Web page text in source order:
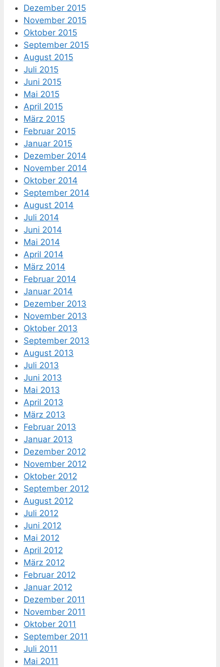
Dezember 2015
November 2015
Oktober 2015
September 2015
August 2015
Juli 2015
Juni 2015
Mai 2015
April 2015
März 2015
Februar 2015
Januar 2015
Dezember 2014
November 2014
Oktober 2014
September 2014
August 2014
Juli 2014
Juni 2014
Mai 2014
April 2014
März 2014
Februar 2014
Januar 2014
Dezember 2013
November 2013
Oktober 2013
September 2013
August 2013
Juli 2013
Juni 2013
Mai 2013
April 2013
März 2013
Februar 2013
Januar 2013
Dezember 2012
November 2012
Oktober 2012
September 2012
August 2012
Juli 2012
Juni 2012
Mai 2012
April 2012
März 2012
Februar 2012
Januar 2012
Dezember 2011
November 2011
Oktober 2011
September 2011
Juli 2011
Mai 2011